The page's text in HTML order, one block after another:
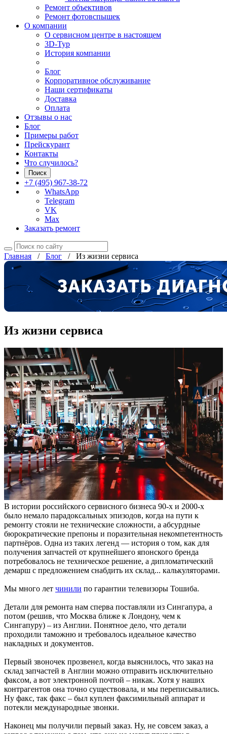
Ремонт объективов
Ремонт фотовспышек
О компании
О сервисном центре в настоящем
3D-Тур
История компании
Блог
Корпоративное обслуживание
Наши сертификаты
Доставка
Оплата
Отзывы о нас
Блог
Примеры работ
Прейскурант
Контакты
Что случилось?
Поиск
+7 (495) 967-38-72
WhatsApp
Telegram
VK
Max
Заказать ремонт
Главная / Блог / Из жизни сервиса
Из жизни сервиса
В истории российского сервисного бизнеса 90-х и 2000-х
было немало парадоксальных эпизодов, когда на пути к
ремонту стояли не технические сложности, а абсурдные
бюрократические препоны и поразительная некомпетентность
партнёров. Одна из таких легенд — история о том, как для
получения запчастей от крупнейшего японского бренда
потребовалось не техническое решение, а дипломатический
демарш с предложением снабдить их склад... калькуляторами.
Мы много лет чинили по гарантии телевизоры Тошиба.
Детали для ремонта нам сперва поставляли из Сингапура, а
потом (решив, что Москва ближе к Лондону, чем к
Сингапуру) – из Англии. Понятное дело, что детали
проходили таможню и требовалось идеальное качество
накладных и документов.
Первый звоночек прозвенел, когда выяснилось, что заказ на
склад запчастей в Англии можно отправить исключительно
факсом, а вот электронной почтой – никак. Хотя у наших
контрагентов она точно существовала, и мы переписывались.
Ну факс, так факс – был куплен факсимильный аппарат и
потекли международные звонки.
Наконец мы получили первый заказ. Ну, не совсем заказ, а